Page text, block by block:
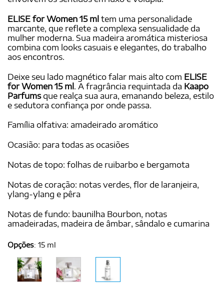
ELISE for Women 15 ml tem uma personalidade
marcante, que reflete a complexa sensualidade da
mulher moderna. Sua madeira aromática misteriosa
combina com looks casuais e elegantes, do trabalho
aos encontros.
Deixe seu lado magnético falar mais alto com ELISE
for Women 15 ml. A fragrância requintada da Kaapo
Parfumsque realça sua aura, emanando beleza, estilo
e sedutora confiança por onde passa.
Família olfativa: amadeirado aromático
Ocasião: para todas as ocasiões
Notas de topo: folhas de ruibarbo e bergamota
Notas de coração: notas verdes, flor de laranjeira,
ylang-ylang e pêra
Notas de fundo: baunilha Bourbon, notas
amadeiradas, madeira de âmbar, sândalo e cumarina
Opções: 15 ml